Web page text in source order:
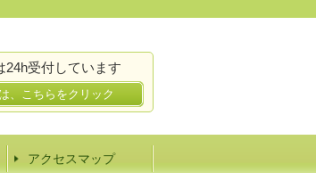
24h受付しています
、こちらをクリック
アクセスマップ